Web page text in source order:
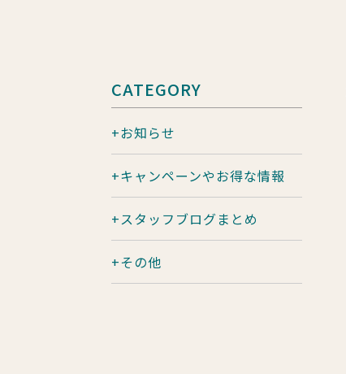
CATEGORY
お知らせ
キャンペーンやお得な情報
スタッフブログまとめ
その他